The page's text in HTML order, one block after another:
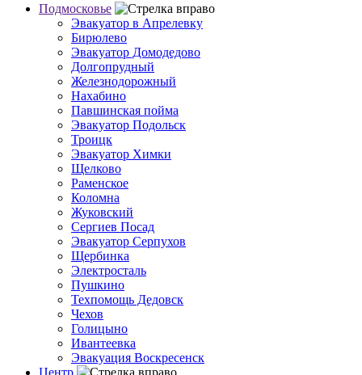
Подмосковье
Эвакуатор в Апрелевку
Бирюлево
Эвакуатор Домодедово
Долгопрудный
Железнодорожный
Нахабино
Павшинская пойма
Эвакуатор Подольск
Троицк
Эвакуатор Химки
Щелково
Раменское
Коломна
Жуковский
Сергиев Посад
Эвакуатор Серпухов
Щербинка
Электросталь
Пушкино
Техпомощь Дедовск
Чехов
Голицыно
Ивантеевка
Эвакуация Воскресенск
Центр